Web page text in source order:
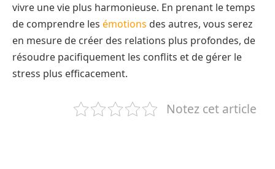
vivre une vie plus harmonieuse. En prenant le temps
de comprendre les émotions des autres, vous serez
en mesure de créer des relations plus profondes, de
résoudre pacifiquement les conflits et de gérer le
stress plus efficacement.
Notez cet article